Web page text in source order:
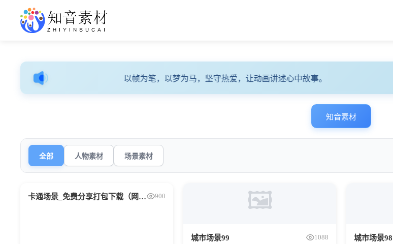
让做动画更便捷！
以帧为笔，以梦为马，坚守热爱，让动画讲述心中故事。
知音素材
全部 人物素材 场景素材
免费分享
卡通场景_免费分享打包下载（网盘）_仅供学习 900 🖼️
城市场景99 1088 城市场景98